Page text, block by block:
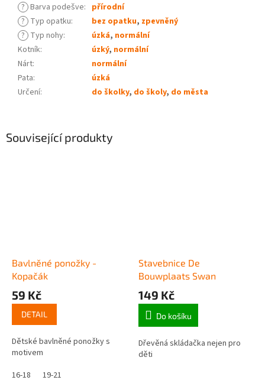
Související produkty
Bavlněné ponožky -
Kopačák
59 Kč
DETAIL
Dětské bavlněné ponožky s
motivem
16-18
19-21
Stavebnice De
Bouwplaats Swan
149 Kč
Do košíku
Dřevěná skládačka nejen pro
děti
? Barva podešve: přírodní
? Typ opatku: bez opatku, zpevněný
? Typ nohy: úzká, normální
Kotník: úzký, normální
Nárt:
normální
Pata:
úzká
Určení: do školky, do školy, do města